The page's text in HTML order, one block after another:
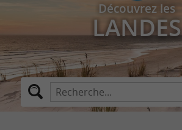
Découvrez les
LANDES